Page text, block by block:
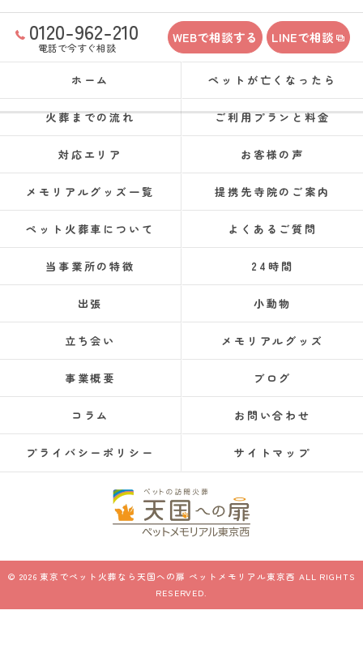
0120-962-210
電話で今すぐ相談
WEBで相談する LINEで相談
ホーム ペットが亡くなったら
火葬までの流れ ご利用プランと料金
対応エリア お客様の声
メモリアルグッズ一覧 提携先寺院のご案内
ペット火葬車について よくあるご質問
当事業所の特徴 24時間
出張 小動物
立ち会い メモリアルグッズ
事業概要 ブログ
コラム お問い合わせ
プライバシーポリシー サイトマップ
© 2026 東京でペット火葬なら天国への扉 ペットメモリアル東京西 ALL RIGHTS
RESERVED.